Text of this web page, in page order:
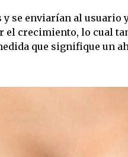
se enviarían al usuario
el crecimiento, lo cual
que signifique un